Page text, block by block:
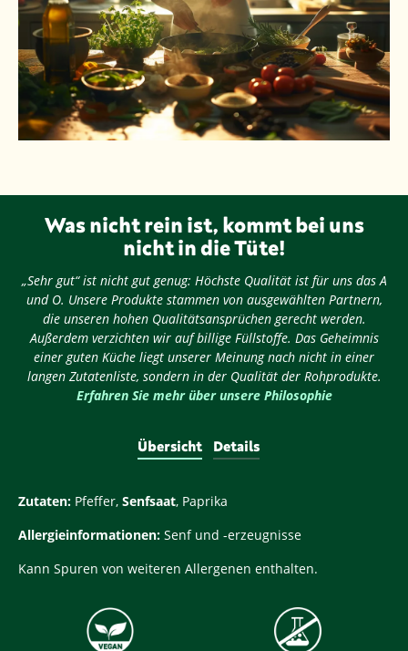
Was nicht rein ist, kommt bei uns
nicht in die Tüte!
„Sehr gut“ ist nicht gut genug: Höchste Qualität ist für uns das A
und O. Unsere Produkte stammen von ausgewählten Partnern,
die unseren hohen Qualitätsansprüchen gerecht werden.
Außerdem verzichten wir auf billige Füllstoffe. Das Geheimnis
einer guten Küche liegt unserer Meinung nach nicht in einer
langen Zutatenliste, sondern in der Qualität der Rohprodukte.
Erfahren Sie mehr über unsere Philosophie
Übersicht Details
Zutaten: Pfeffer, Senfsaat, Paprika
Allergieinformationen: Senf und -erzeugnisse
Kann Spuren von weiteren Allergenen enthalten.